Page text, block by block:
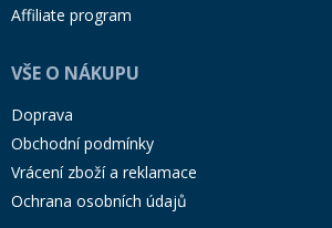
Affiliate program
VŠE O NÁKUPU
Doprava
Obchodní podmínky
Vrácení zboží a reklamace
Ochrana osobních údajů